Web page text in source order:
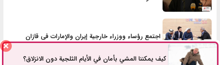
اجتمع رؤساء ووزراء خارجية إيران والإمارات في قازان
كيف يمكننا المشي بأمان في الأيام الثلجية دون الانزلاق؟